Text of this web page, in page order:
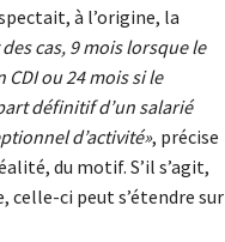
à l’origine, la
cas, 9 mois lorsque le
ou 24 mois si le
définitif d’un salarié
d’activité», précise
du motif. S’il s’agit,
celle-ci peut s’étendre sur